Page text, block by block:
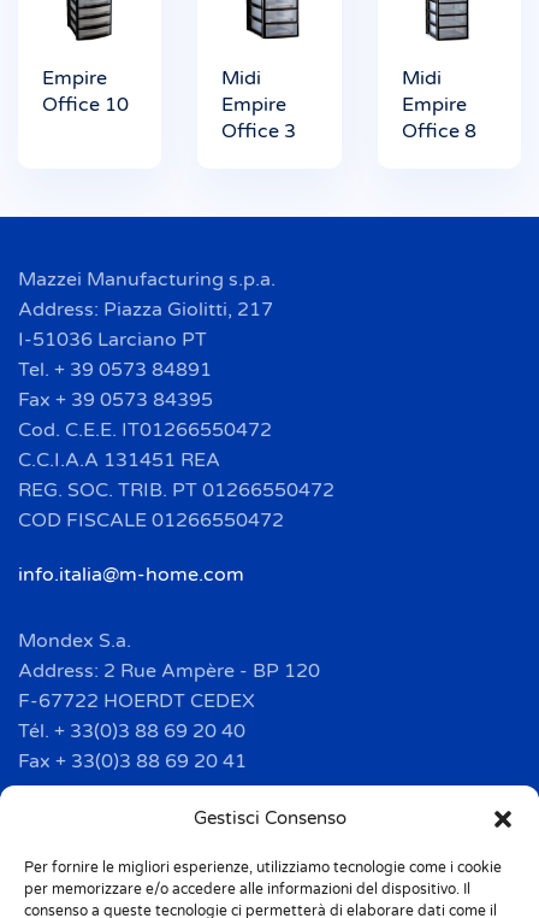
Gestisci Consenso
Per fornire le migliori esperienze, utilizziamo tecnologie come i cookie
per memorizzare e/o accedere alle informazioni del dispositivo. Il
consenso a queste tecnologie ci permetterà di elaborare dati come il
Empire
Office 10
Midi
Empire
Office 3
Midi
Empire
Office 8
Mazzei Manufacturing s.p.a.
Address: Piazza Giolitti, 217
I-51036 Larciano PT
Tel. + 39 0573 84891
Fax + 39 0573 84395
Cod. C.E.E. IT01266550472
C.C.I.A.A 131451 REA
REG. SOC. TRIB. PT 01266550472
COD FISCALE 01266550472
info.italia@m-home.com
Mondex S.a.
Address: 2 Rue Ampère - BP 120
F-67722 HOERDT CEDEX
Tél. + 33(0)3 88 69 20 40
Fax + 33(0)3 88 69 20 41
info.france@m-home.com
Mondex Menaje España S.a.
Address: Ctra de Girona, km. 101.5